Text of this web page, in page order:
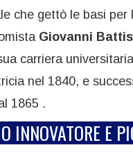
che gettò le basi
Giovanni
carriera
nel 1840, e
1865 .
INNOVATORE E